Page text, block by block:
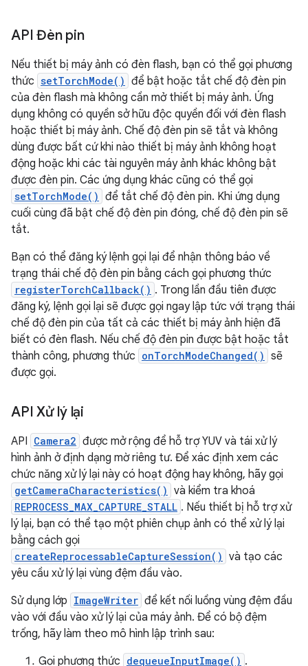
API Đèn pin
Nếu thiết bị máy ảnh có đèn flash, bạn có thể gọi phương
thức setTorchMode() để bật hoặc tắt chế độ đèn pin
của đèn flash mà không cần mở thiết bị máy ảnh. Ứng
dụng không có quyền sở hữu độc quyền đối với đèn flash
hoặc thiết bị máy ảnh. Chế độ đèn pin sẽ tắt và không
dùng được bất cứ khi nào thiết bị máy ảnh không hoạt
động hoặc khi các tài nguyên máy ảnh khác không bật
được đèn pin. Các ứng dụng khác cũng có thể gọi
setTorchMode() để tắt chế độ đèn pin. Khi ứng dụng
cuối cùng đã bật chế độ đèn pin đóng, chế độ đèn pin sẽ
tắt.
Bạn có thể đăng ký lệnh gọi lại để nhận thông báo về
trạng thái chế độ đèn pin bằng cách gọi phương thức
registerTorchCallback() . Trong lần đầu tiên được
đăng ký, lệnh gọi lại sẽ được gọi ngay lập tức với trạng thái
chế độ đèn pin của tất cả các thiết bị máy ảnh hiện đã
biết có đèn flash. Nếu chế độ đèn pin được bật hoặc tắt
thành công, phương thức onTorchModeChanged() sẽ
được gọi.
API Xử lý lại
API Camera2 được mở rộng để hỗ trợ YUV và tái xử lý
hình ảnh ở định dạng mờ riêng tư. Để xác định xem các
chức năng xử lý lại này có hoạt động hay không, hãy gọi
getCameraCharacteristics() và kiểm tra khoá
REPROCESS_MAX_CAPTURE_STALL . Nếu thiết bị hỗ trợ xử
lý lại, bạn có thể tạo một phiên chụp ảnh có thể xử lý lại
bằng cách gọi
createReprocessableCaptureSession() và tạo các
yêu cầu xử lý lại vùng đệm đầu vào.
Sử dụng lớp ImageWriter để kết nối luồng vùng đệm đầu
vào với đầu vào xử lý lại của máy ảnh. Để có bộ đệm
trống, hãy làm theo mô hình lập trình sau:
Gọi phương thức dequeueInputImage() .